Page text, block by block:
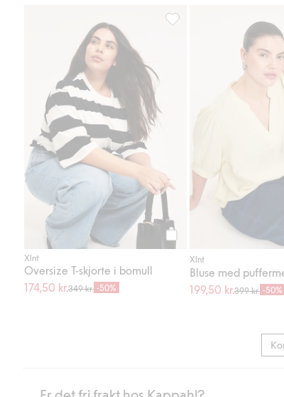
Legg til
Xlnt
Oversize T-skjorte i bomull
174,50 kr.349 kr. -50%
Oversize T-skjorte i
Xlnt
Bluse med
199,50 kr.399 kr. -50%